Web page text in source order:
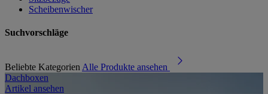
Scheibenwischer
Suchvorschläge
Beliebte Kategorien Alle Produkte ansehen
Dachboxen
Artikel ansehen